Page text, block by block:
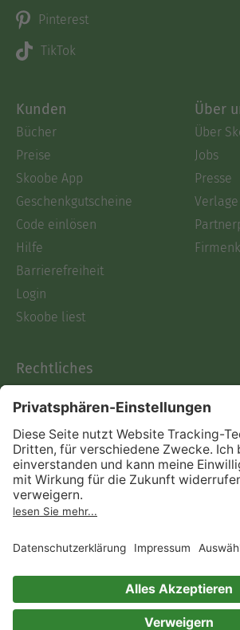
Pinterest
TikTok
Kunden
Bücher
Preise
Skoobe App
Geschenkgutscheine
Code einlösen
Hilfe
Barrierefreiheit
Login
Skoobe liest
Über
Über
Jobs
Presse
Verlage
Rechtliches
AGB
Informationen nach Data
Act
Verträge hier kündigen
Impressum
Immer ein gutes